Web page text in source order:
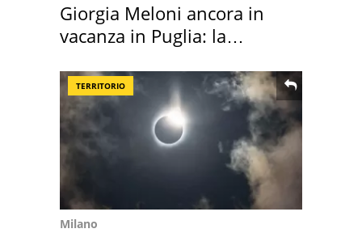
Giorgia Meloni ancora in
vacanza in Puglia: la
TERRITORIO
Milano